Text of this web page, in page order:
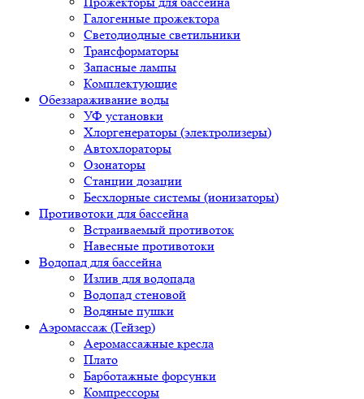
Галогенные прожектора
Светодиодные светильники
Трансформаторы
Запасные лампы
Комплектующие
Обеззараживание воды
УФ установки
Хлоргенераторы (электролизеры)
Автохлораторы
Озонаторы
Станции дозации
Бесхлорные системы (ионизаторы)
Противотоки для бассейна
Встраиваемый противоток
Навесные противотоки
Водопад для бассейна
Излив для водопада
Водопад стеновой
Водяные пушки
Аэромассаж (Гейзер)
Аеромассажные кресла
Плато
Барботажные форсунки
Компрессоры